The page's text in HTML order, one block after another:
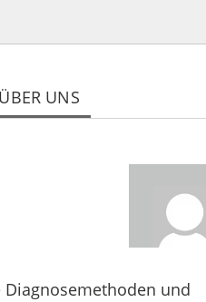
ÜBER UNS
und